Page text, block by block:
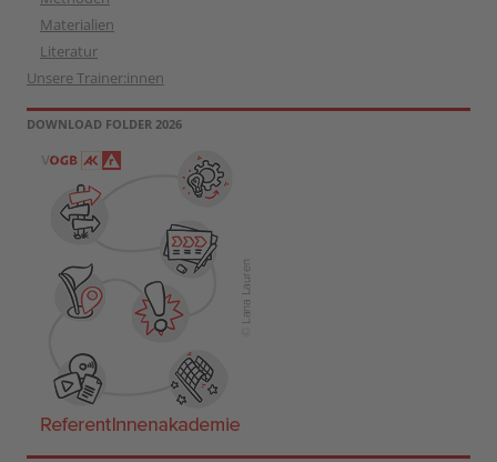
Materialien
Literatur
Unsere Trainer:innen
DOWNLOAD FOLDER 2026